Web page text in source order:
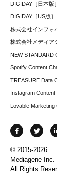
DIGIDAY［日本版
DIGIDAY［US版］
株式会社インフォ
株式会社メディア
NEW STANDARD
Spotify Content
TREASURE Data
Instagram Content
Lovable
© 2015-2026
Mediagene Inc.
All Rights